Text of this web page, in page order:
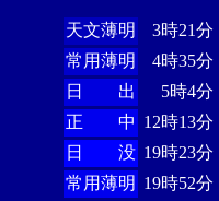
天文薄明
3時21分
常用薄明
4時35分
日 出
5時4分
正 中 12時13分
日 没 19時23分
常用薄明 19時52分